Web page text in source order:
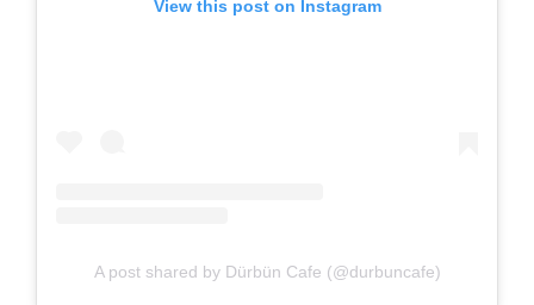
View this post on Instagram
A post shared by Dürbün Cafe (@durbuncafe)